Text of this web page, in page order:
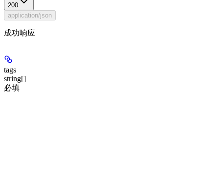
200
application/json
成功响应
tags
string[]
必填